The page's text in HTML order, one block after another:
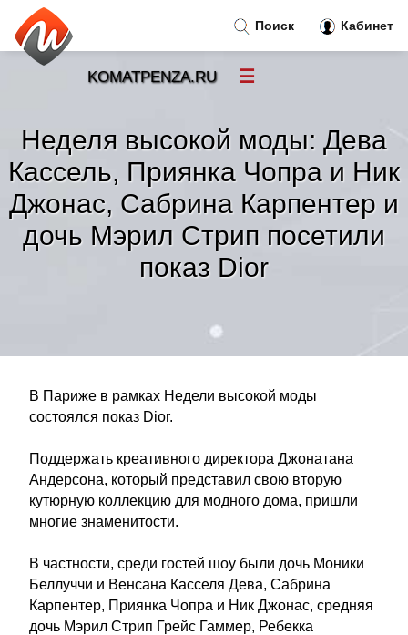
Неделя высокой моды: Дева
Кассель, Приянка Чопра и Ник
Джонас, Сабрина Карпентер и
дочь Мэрил Стрип посетили
показ Dior
В Париже в рамках Недели высокой моды
состоялся показ Dior.
Поддержать креативного директора Джонатана
Андерсона, который представил свою вторую
кутюрную коллекцию для модного дома, пришли
многие знаменитости.
В частности, среди гостей шоу были дочь Моники
Беллуччи и Венсана Касселя Дева, Сабрина
Карпентер, Приянка Чопра и Ник Джонас, средняя
дочь Мэрил Стрип Грейс Гаммер, Ребекка
Поиск Кабинет
KOMATPENZA.RU ☰
Новости»
Тренды новостей»
Рубрики»